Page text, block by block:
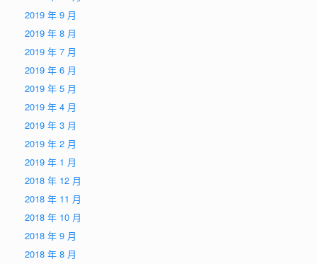
2019 年 9 月
2019 年 8 月
2019 年 7 月
2019 年 6 月
2019 年 5 月
2019 年 4 月
2019 年 3 月
2019 年 2 月
2019 年 1 月
2018 年 12 月
2018 年 11 月
2018 年 10 月
2018 年 9 月
2018 年 8 月